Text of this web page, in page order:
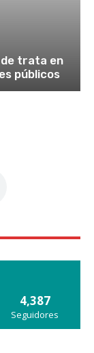
trata en
públicos
4,387
Seguidores